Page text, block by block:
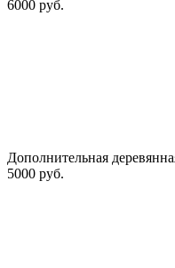
6000 руб.
Дополнительная
5000 руб.